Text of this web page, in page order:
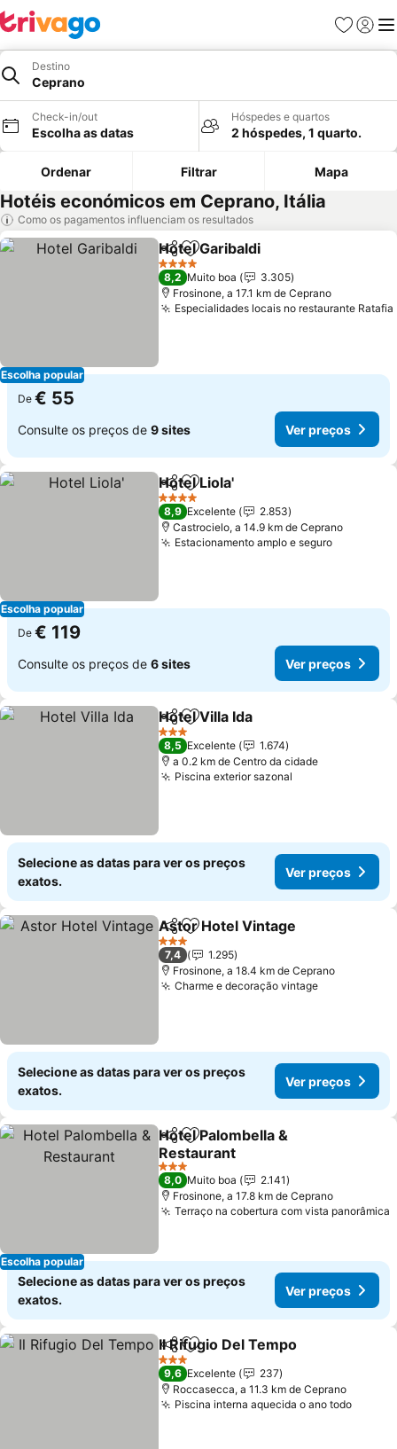
Favoritos
Iniciar
Destino
Ceprano
Check-in/out
Escolha as datas
Hóspedes e quartos
2 hóspedes, 1 quarto.
Ordenar Filtrar Mapa
Hotéis económicos em Ceprano, Itália
Como os pagamentos influenciam os resultados
Escolha popular
PartilharAdicionar aos favoritos
Hotel Garibaldi
4 Estrelas
8,2 Muito boa
3.305
Frosinone, a 17.1 km de Ceprano
Especialidades locais no restaurante Ratafia
De € 55
Consulte os preços de 9 sites Ver preços
Escolha popular
PartilharAdicionar aos favoritos
Hotel Liola'
4 Estrelas
8,9 Excelente
2.853
Castrocielo, a 14.9 km de Ceprano
Estacionamento amplo e seguroVer
De € 119
Consulte os preços de 6 sites Ver preços
PartilharAdicionar aos favoritos
Hotel Villa Ida
3 Estrelas
8,5 Excelente
1.674
a 0.2 km de Centro da cidade
Piscina exterior sazonal
Selecione as datas para ver os preços
exatos.
Ver preços
PartilharAdicionar aos favoritos
Astor Hotel Vintage
3 Estrelas
7,4
1.295
Frosinone, a 18.4 km de Ceprano
Charme e decoração vintageVer preços
Selecione as datas para ver os preços
exatos.
Ver preços
Escolha popular
PartilharAdicionar aos favoritos
Hotel Palombella &
Restaurant
Ver preços
3 Estrelas
8,0 Muito boa
2.141
Frosinone, a 17.8 km de Ceprano
Terraço na cobertura com vista panorâmica
Selecione as datas para ver os preços
exatos.
Ver preços
PartilharAdicionar aos favoritos
Il Rifugio Del Tempo
3 Estrelas
9,6 Excelente
237
Roccasecca, a 11.3 km de Ceprano
Piscina interna aquecida o ano todoVer